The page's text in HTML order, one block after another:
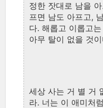
정한 잣대로 남을
프면 남도 아프고,
다. 해롭고 이롭고
아무 탈이 없을 것
세상 사는 거 별 거
라. 너는 이 애미처